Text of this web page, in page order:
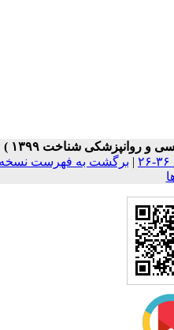
|برگشت به فهرست نسخه